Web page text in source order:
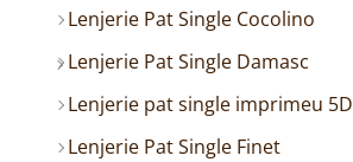
Lenjerie Pat Single Cocolino
Lenjerie Pat Single Damasc
Lenjerie pat single imprimeu 5D
Lenjerie Pat Single Finet